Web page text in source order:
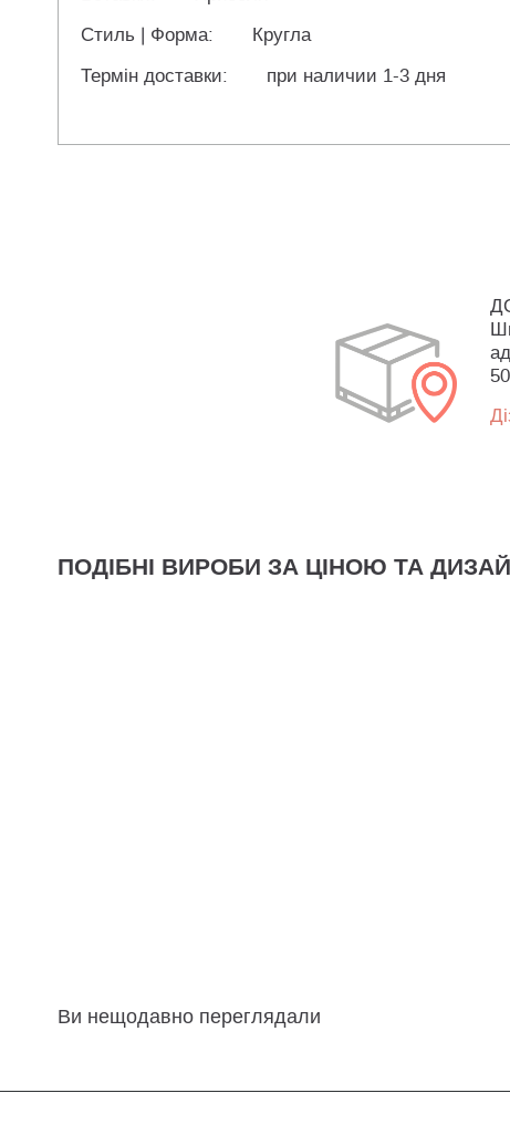
Стиль | Форма:
Кругла
Термін доставки:
при наличии 1-3 дня
ПОДІБНІ ВИРОБИ ЗА ЦІНОЮ ТА
Ви нещодавно переглядали